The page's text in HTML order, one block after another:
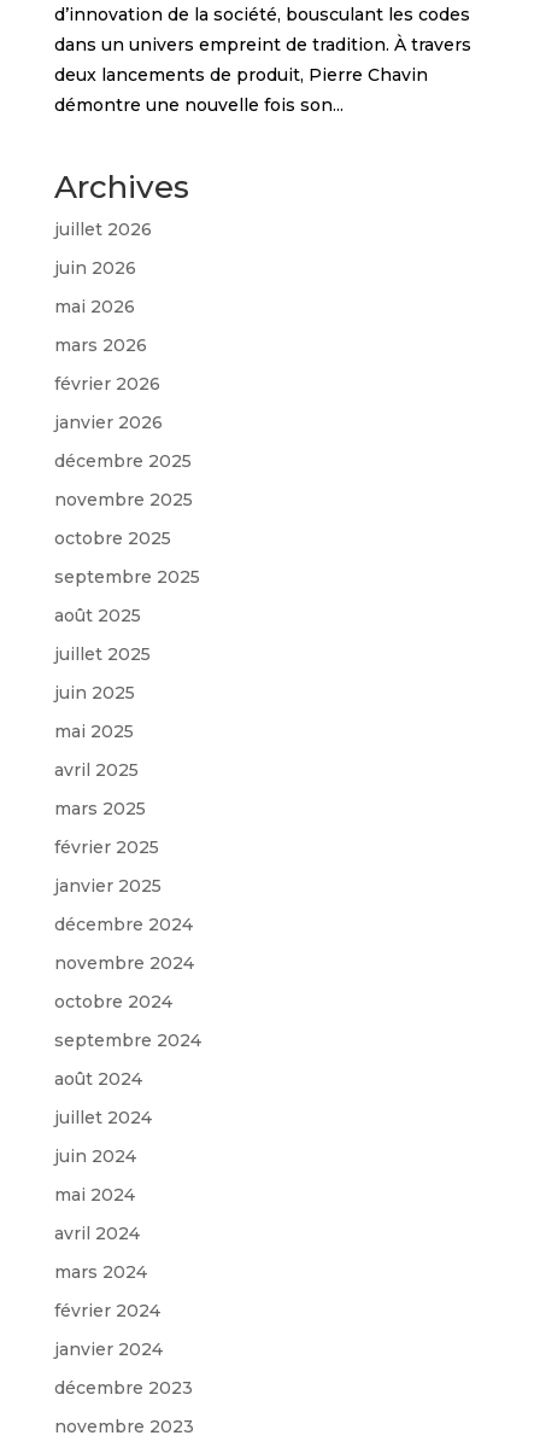
d’innovation de la société, bousculant les codes
dans un univers empreint de tradition. À travers
deux lancements de produit, Pierre Chavin
démontre une nouvelle fois son...
Archives
juillet 2026
juin 2026
mai 2026
mars 2026
février 2026
janvier 2026
décembre 2025
novembre 2025
octobre 2025
septembre 2025
août 2025
juillet 2025
juin 2025
mai 2025
avril 2025
mars 2025
février 2025
janvier 2025
décembre 2024
novembre 2024
octobre 2024
septembre 2024
août 2024
juillet 2024
juin 2024
mai 2024
avril 2024
mars 2024
février 2024
janvier 2024
décembre 2023
novembre 2023